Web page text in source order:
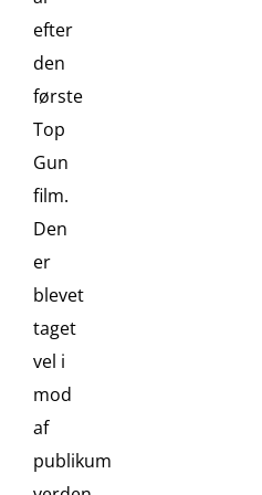
efter
den
første
Top
Gun
film.
Den
er
blevet
taget
vel i
mod
af
publikum